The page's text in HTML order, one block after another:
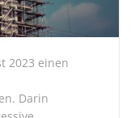
2023 einen
Darin